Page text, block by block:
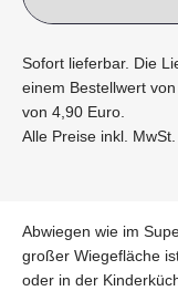
Sofort lieferbar. Die
einem Bestellwert
von 4,90 Euro.
Alle Preise inkl.
Abwiegen wie im
großer Wiegefläche
oder in der